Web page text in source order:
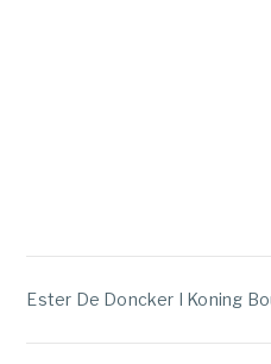
Ester De Doncker I Koning